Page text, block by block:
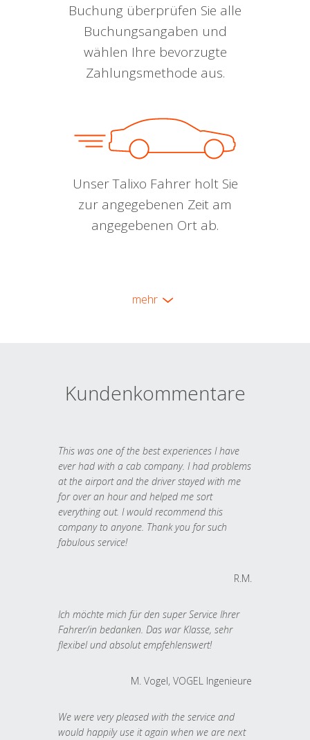
Buchung überprüfen Sie alle
Buchungsangaben und
wählen Ihre bevorzugte
Zahlungsmethode aus.
Unser Talixo Fahrer holt Sie
zur angegebenen Zeit am
angegebenen Ort ab.
mehr
Kundenkommentare
This was one of the best experiences I have
ever had with a cab company. I had problems
at the airport and the driver stayed with me
for over an hour and helped me sort
everything out. I would recommend this
company to anyone. Thank you for such
fabulous service!
R.M.
Ich möchte mich für den super Service Ihrer
Fahrer/in bedanken. Das war Klasse, sehr
flexibel und absolut empfehlenswert!
M. Vogel, VOGEL Ingenieure
We were very pleased with the service and
would happily use it again when we are next